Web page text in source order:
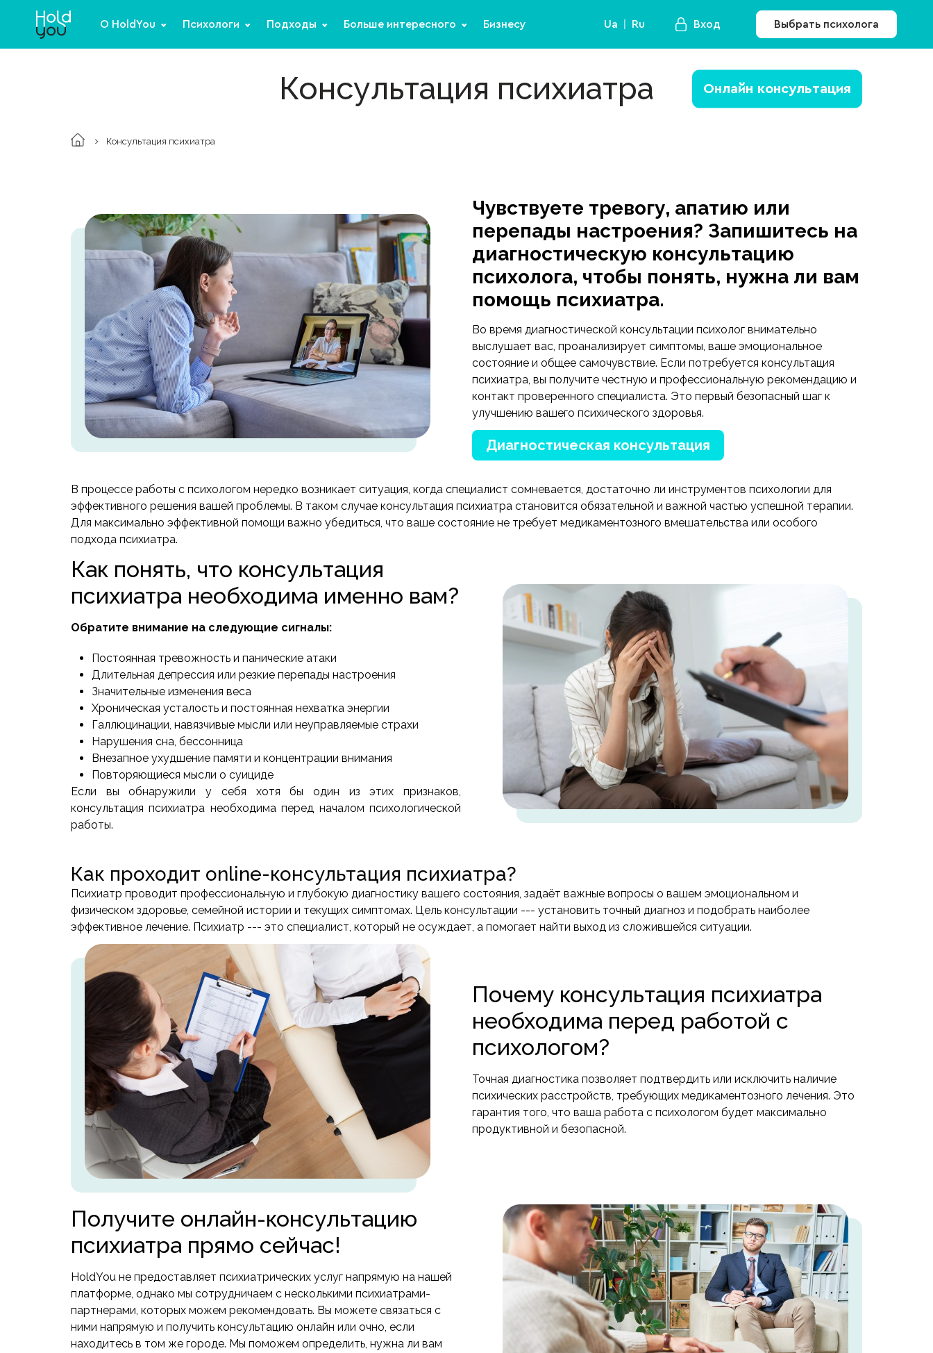
О HoldYou Психологи Подходы Больше интересного Бизнесу Ua Ru Вход Выбрать психолога
Консультация психиатра Онлайн консультация
Консультация психиатра
Чувствуете тревогу, апатию или
перепады настроения? Запишитесь на
диагностическую консультацию
психолога, чтобы понять, нужна ли вам
помощь психиатра.
Во время диагностической консультации психолог внимательно
выслушает вас, проанализирует симптомы, ваше эмоциональное
состояние и общее самочувствие. Если потребуется консультация
психиатра, вы получите честную и профессиональную рекомендацию и
контакт проверенного специалиста. Это первый безопасный шаг к
улучшению вашего психического здоровья.
Диагностическая консультация
В процессе работы с психологом нередко возникает ситуация, когда специалист сомневается, достаточно ли инструментов психологии для
эффективного решения вашей проблемы. В таком случае консультация психиатра становится обязательной и важной частью успешной терапии.
Для максимально эффективной помощи важно убедиться, что ваше состояние не требует медикаментозного вмешательства или особого
подхода психиатра.
Как понять, что консультация
психиатра необходима именно вам?
Обратите внимание на следующие сигналы:
Постоянная тревожность и панические атаки
Длительная депрессия или резкие перепады настроения
Значительные изменения веса
Хроническая усталость и постоянная нехватка энергии
Галлюцинации, навязчивые мысли или неуправляемые страхи
Нарушения сна, бессонница
Внезапное ухудшение памяти и концентрации внимания
Повторяющиеся мысли о суициде
Если вы обнаружили у себя хотя бы один из этих признаков,
консультация психиатра необходима перед началом психологической
работы.
Как проходит online-консультация психиатра?
Психиатр проводит профессиональную и глубокую диагностику вашего состояния, задаёт важные вопросы о вашем эмоциональном и
физическом здоровье, семейной истории и текущих симптомах. Цель консультации --- установить точный диагноз и подобрать наиболее
эффективное лечение. Психиатр --- это специалист, который не осуждает, а помогает найти выход из сложившейся ситуации.
Почему консультация психиатра
необходима перед работой с
психологом?
Точная диагностика позволяет подтвердить или исключить наличие
психических расстройств, требующих медикаментозного лечения. Это
гарантия того, что ваша работа с психологом будет максимально
продуктивной и безопасной.
Получите онлайн-консультацию
психиатра прямо сейчас!
HoldYou не предоставляет психиатрических услуг напрямую на нашей
платформе, однако мы сотрудничаем с несколькими психиатрами-
партнерами, которых можем рекомендовать. Вы можете связаться с
ними напрямую и получить консультацию онлайн или очно, если
находитесь в том же городе. Мы поможем определить, нужна ли вам